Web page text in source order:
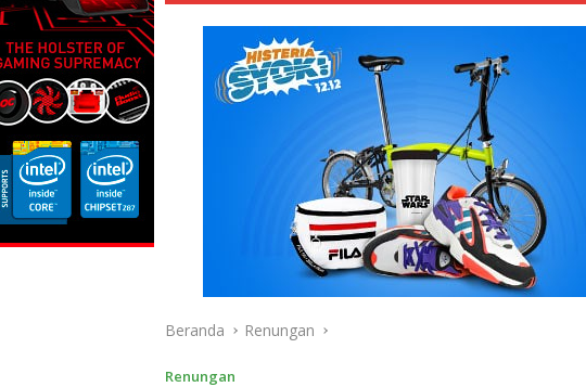
Beranda Renungan
Renungan